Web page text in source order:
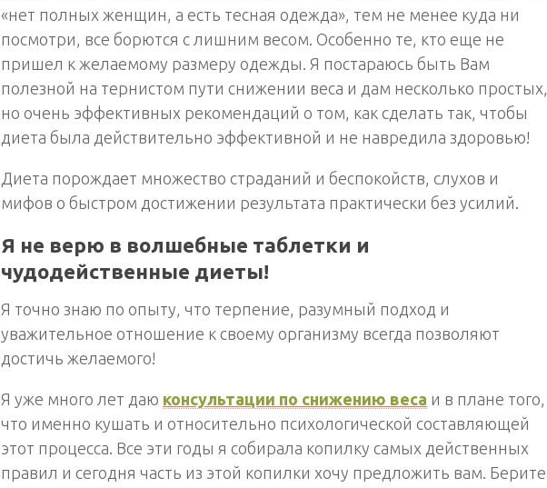
«нет полных женщин, а есть тесная одежда», тем не менее куда ни
посмотри, все борются с лишним весом. Особенно те, кто еще не
пришел к желаемому размеру одежды. Я постараюсь быть Вам
полезной на тернистом пути снижении веса и дам несколько простых,
но очень эффективных рекомендаций о том, как сделать так, чтобы
диета была действительно эффективной и не навредила здоровью!
Диета порождает множество страданий и беспокойств, слухов и
мифов о быстром достижении результата практически без усилий.
Я не верю в волшебные таблетки и
чудодейственные диеты!
Я точно знаю по опыту, что терпение, разумный подход и
уважительное отношение к своему организму всегда позволяют
достичь желаемого!
Я уже много лет даю консультации по снижению веса и в плане того,
что именно кушать и относительно психологической составляющей
этот процесса. Все эти годы я собирала копилку самых действенных
правил и сегодня часть из этой копилки хочу предложить вам. Берите